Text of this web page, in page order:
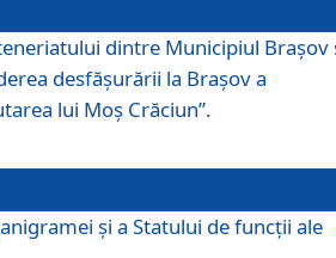
dintre Municipiul Brașov
desfăşurării la Brașov a
lui Moș Crăciun”.
şi a Statului de funcţii ale